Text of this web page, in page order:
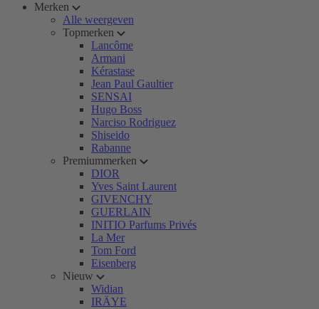
Merken
Alle weergeven
Topmerken
Lancôme
Armani
Kérastase
Jean Paul Gaultier
SENSAI
Hugo Boss
Narciso Rodriguez
Shiseido
Rabanne
Premiummerken
DIOR
Yves Saint Laurent
GIVENCHY
GUERLAIN
INITIO Parfums Privés
La Mer
Tom Ford
Eisenberg
Nieuw
Widian
IRÄYE